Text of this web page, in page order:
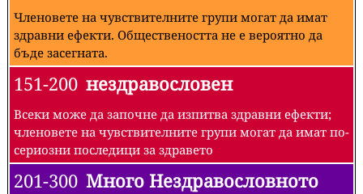
Членовете на чувствителните групи могат да имат
здравни ефекти. Обществеността не е вероятно да
бъде засегната.
151-200 нездравословен
Всеки може да започне да изпитва здравни ефекти;
членовете на чувствителните групи могат да имат по-
сериозни последици за здравето
201-300 Много Нездравословното